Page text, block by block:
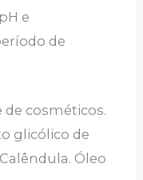
e
de
de cosméticos.
glicólico de
Óleo